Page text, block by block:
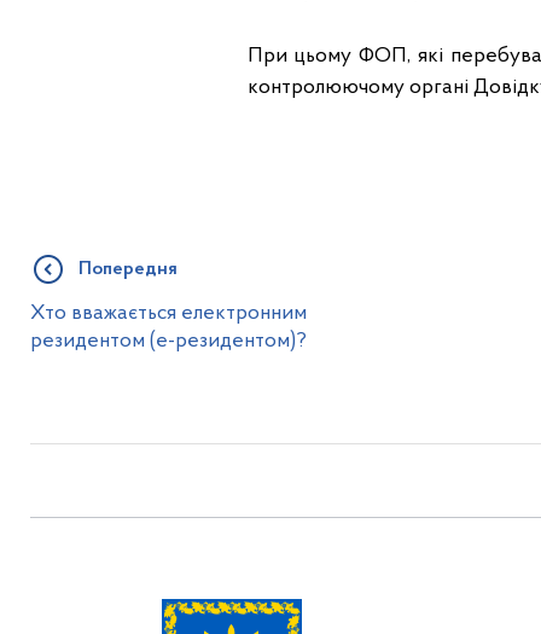
При цьому ФОП, які
контролюючому органі
Попередня
Хто вважається електронним
резидентом (е-резидентом)?